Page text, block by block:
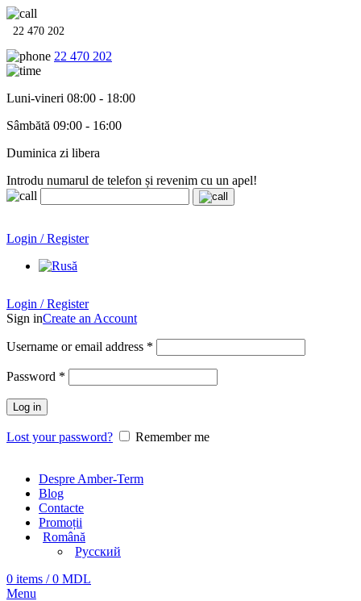
22 470 202
22 470 202
Luni-vineri 08:00 - 18:00
Sâmbătă 09:00 - 16:00
Duminica zi libera
Introdu numarul de telefon și revenim cu un apel!
Login / Register
Login / Register
Sign inCreate an Account
Username or email address *
Password *
Log in
Lost your password? Remember me
Despre Amber-Term
Blog
Contacte
Promoții
Română
Русский
0 items / 0 MDL
Menu